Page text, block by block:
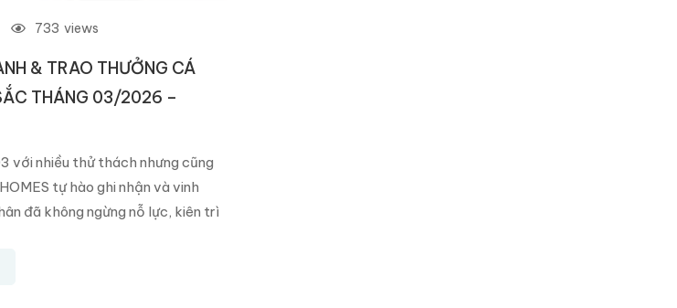
views
733
& TRAO THƯỞNG CÁ
THÁNG 03/2026 –
với nhiều thử thách nhưng cũng
tự hào ghi nhận và vinh
đã không ngừng nỗ lực, kiên trì
Đây không chỉ là những con số